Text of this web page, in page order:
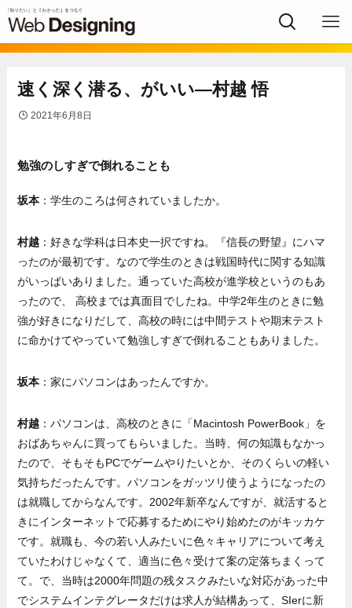
速く深く潜る、がいい―村越 悟
2021年6月8日
勉強のしすぎで倒れることも
坂本 ：学生のころは何されていましたか。
村越 ：好きな学科は日本史一択ですね。『信長の野望』にハマ
ったのが最初です。なので学生のときは戦国時代に関する知識
がいっぱいありました。通っていた高校が進学校というのもあ
ったので、 高校までは真面目でしたね。中学2年生のときに勉
強が好きになりだして、高校の時には中間テストや期末テスト
に命かけてやっていて勉強しすぎで倒れることもありました。
坂本 ：家にパソコンはあったんですか。
村越 ：パソコンは、高校のときに「Macintosh PowerBook」を
おばあちゃんに買ってもらいました。当時、何の知識もなかっ
たので、そもそもPCでゲームやりたいとか、そのくらいの軽い
気持ちだったんです。パソコンをガッツリ使うようになったの
は就職してからなんです。2002年新卒なんですが、就活すると
きにインターネットで応募するためにやり始めたのがキッカケ
です。就職も、今の若い人みたいに色々キャリアについて考え
ていたわけじゃなくて、適当に色々受けて案の定落ちまくって
て。で、当時は2000年問題の残タスクみたいな対応があった中
でシステムインテグレータだけは求人が結構あって、SIerに新